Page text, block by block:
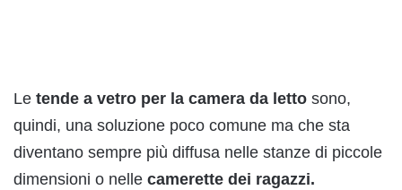
Le tende a vetro per la camera da letto sono,
quindi, una soluzione poco comune ma che sta
diventano sempre più diffusa nelle stanze di piccole
dimensioni o nelle camerette dei ragazzi.